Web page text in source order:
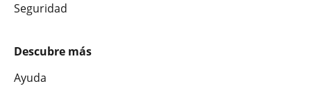
Seguridad
Descubre más
Ayuda